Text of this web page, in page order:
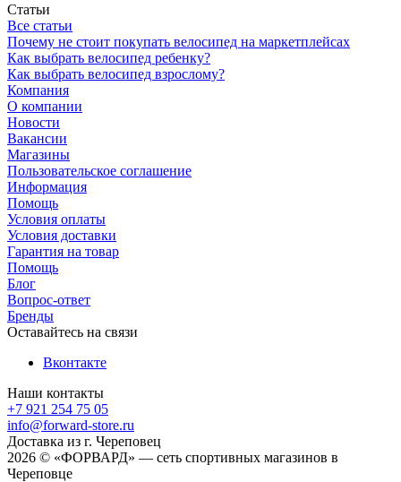
Статьи
Все статьи
Почему не стоит покупать велосипед на маркетплейсах
Как выбрать велосипед ребенку?
Как выбрать велосипед взрослому?
Компания
О компании
Новости
Вакансии
Магазины
Пользовательское соглашение
Информация
Помощь
Условия оплаты
Условия доставки
Гарантия на товар
Помощь
Блог
Вопрос-ответ
Бренды
Оставайтесь на связи
Вконтакте
Наши контакты
+7 921 254 75 05
info@forward-store.ru
Доставка из г. Череповец
2026 © «ФОРВАРД» — сеть спортивных магазинов в
Череповце